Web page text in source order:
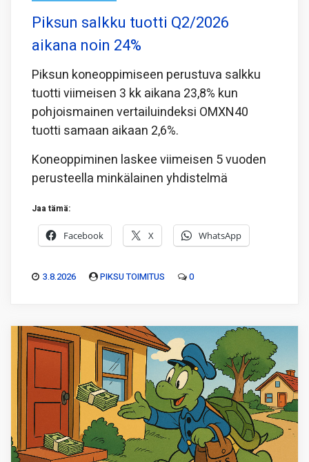
Piksun salkku tuotti Q2/2026
aikana noin 24%
Piksun koneoppimiseen perustuva salkku
tuotti viimeisen 3 kk aikana 23,8% kun
pohjoismainen vertailuindeksi OMXN40
tuotti samaan aikaan 2,6%.
Koneoppiminen laskee viimeisen 5 vuoden
perusteella minkälainen yhdistelmä
Jaa tämä:
Facebook X WhatsApp
3.8.2026 PIKSU TOIMITUS 0